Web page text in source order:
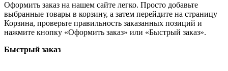
Оформить заказ на нашем сайте легко. Просто добавьте
выбранные товары в корзину, а затем перейдите на страницу
Корзина, проверьте правильность заказанных позиций и
нажмите кнопку «Оформить заказ» или «Быстрый заказ».
Быстрый заказ